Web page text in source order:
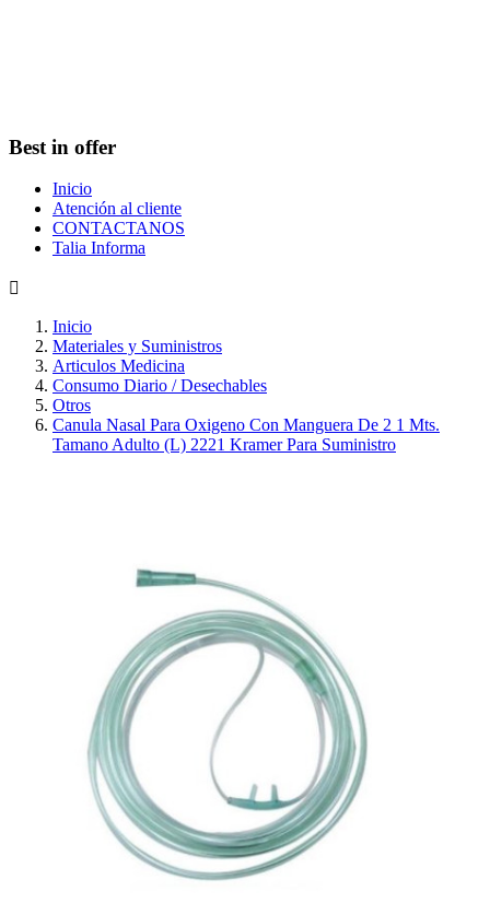
Best in offer
Inicio
Atención al cliente
CONTACTANOS
Talia Informa

Inicio
Materiales y Suministros
Articulos Medicina
Consumo Diario / Desechables
Otros
Canula Nasal Para Oxigeno Con Manguera De 2 1 Mts.
Tamano Adulto (L) 2221 Kramer Para Suministro